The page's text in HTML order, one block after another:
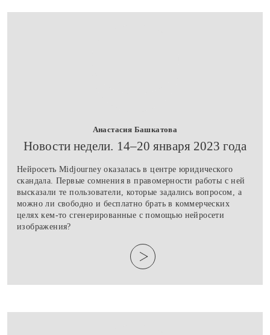
Анастасия Башкатова
Новости недели. 14–20 января 2023 года
Нейросеть Midjourney оказалась в центре юридического
скандала. Первые сомнения в правомерности работы с ней
высказали те пользователи, которые задались вопросом, а
можно ли свободно и бесплатно брать в коммерческих
целях кем-то сгенерированные с помощью нейросети
изображения?